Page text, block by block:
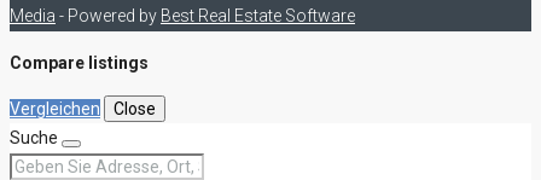
Media - Powered by Best Real Estate Software
Compare listings
Vergleichen
Close
Suche